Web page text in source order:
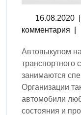
16.08.2020
комментария
Автовыкупом называется сервис для выкупа
транспортного
занимаются
Организации
автомобили
состояния и